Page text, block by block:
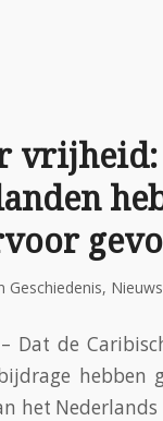
vrijheid:
Geschiedenis, Nieuws
– Dat de
hebben
het